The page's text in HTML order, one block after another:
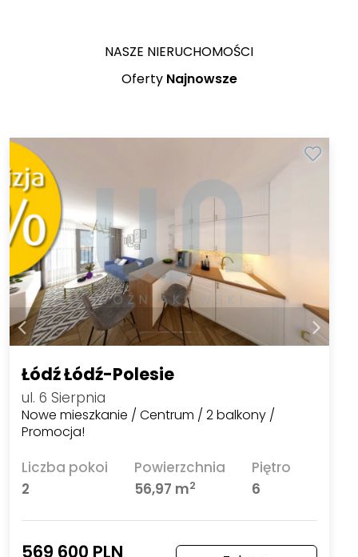
NASZE NIERUCHOMOŚCI
Oferty Najnowsze
Łódź Łódź-Polesie
ul. 6 Sierpnia
Nowe mieszkanie / Centrum / 2 balkony /
Promocja!
Liczba pokoi
2
Powierzchnia
56,97 m2
Piętro
6
569 600 PLN